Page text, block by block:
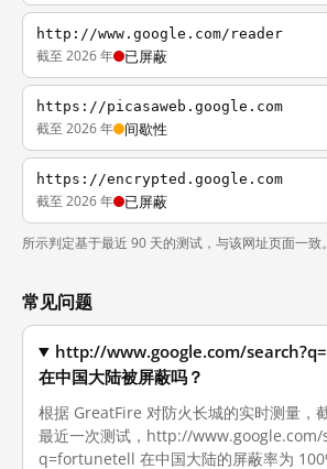
http://www.google.com/reader
截至 2026 年 已屏蔽
https://picasaweb.google.com
截至 2026 年 间歇性
https://encrypted.google.com
截至 2026 年 已屏蔽
所示判定基于最近 90 天的测试，与该网址页面一致。
常见问题
http://www.google.com/
在中国大陆被屏蔽吗？
根据 GreatFire 对防火长城的实时测量，
最近一次测试，http://www.google.com/
q=fortunetell 在中国大陆的屏蔽率为